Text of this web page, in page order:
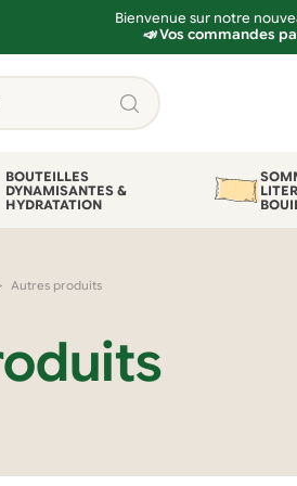
Bienvenue sur notre
📣 Vos commandes
BOUTEILLES
DYNAMISANTES &
HYDRATATION
Autres produits